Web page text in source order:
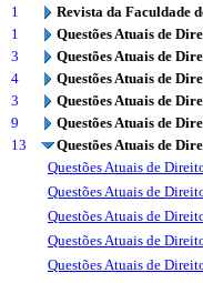
1
Revista da Faculdade
1
Questões Atuais de
3
Questões Atuais de
4
Questões Atuais de
3
Questões Atuais de
9
Questões Atuais de
13
Questões Atuais de
Questões Atuais de
Questões Atuais de
Questões Atuais de
Questões Atuais de
Questões Atuais de